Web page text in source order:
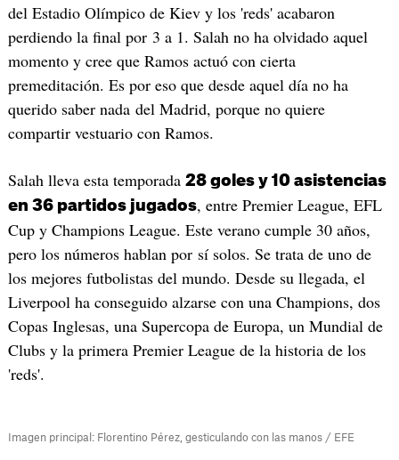
del Estadio Olímpico de Kiev y los 'reds' acabaron
perdiendo la final por 3 a 1. Salah no ha olvidado aquel
momento y cree que Ramos actuó con cierta
premeditación. Es por eso que desde aquel día no ha
querido saber nada del Madrid, porque no quiere
compartir vestuario con Ramos.
Salah lleva esta temporada 28 goles y 10 asistencias
en 36 partidos jugados, entre Premier League, EFL
Cup y Champions League. Este verano cumple 30 años,
pero los números hablan por sí solos. Se trata de uno de
los mejores futbolistas del mundo. Desde su llegada, el
Liverpool ha conseguido alzarse con una Champions, dos
Copas Inglesas, una Supercopa de Europa, un Mundial de
Clubs y la primera Premier League de la historia de los
'reds'.
Imagen principal: Florentino Pérez, gesticulando con las manos / EFE